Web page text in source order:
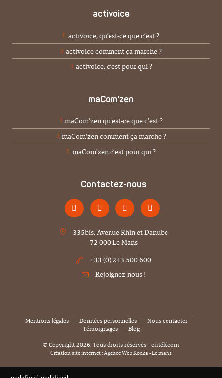
activoice
activoice, qu’est-ce que c’est ?
activoice comment ça marche ?
activoice, c’est pour qui ?
maCom'zen
maCom'zen qu’est-ce que c’est ?
maCom'zen comment ça marche ?
maCom'zen c’est pour qui ?
Contactez-nous
335bis, Avenue Rhin et Danube
72 000 Le Mans
+33 (0) 243 500 600
Rejoignez-nous !
Mentions légales | Données personnelles | Nous contacter |
Témoignages|
Blog
© Copyright2026. Tous droits réservés - ciitélécom
Création site internet : Agence WebKocka- Le mans